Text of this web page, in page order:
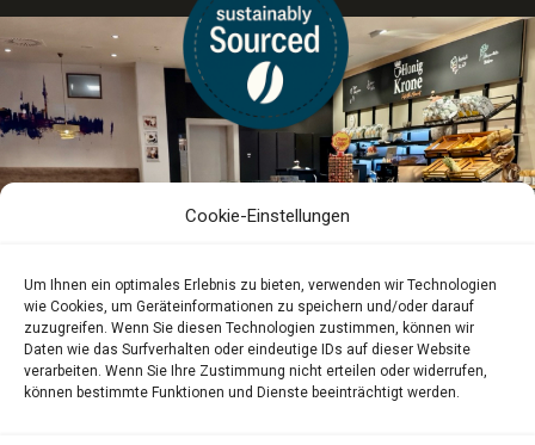
Cookie-Einstellungen
Um Ihnen ein optimales Erlebnis zu bieten, verwenden wir Technologien
wie Cookies, um Geräteinformationen zu speichern und/oder darauf
zuzugreifen. Wenn Sie diesen Technologien zustimmen, können wir
Daten wie das Surfverhalten oder eindeutige IDs auf dieser Website
verarbeiten. Wenn Sie Ihre Zustimmung nicht erteilen oder widerrufen,
können bestimmte Funktionen und Dienste beeinträchtigt werden.